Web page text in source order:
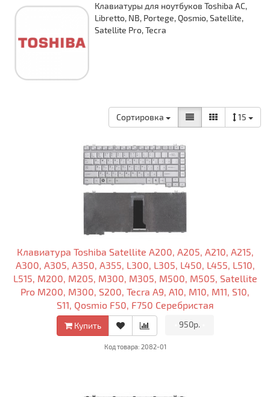
Клавиатуры для ноутбуков Toshiba AC,
Libretto, NB, Portege, Qosmio, Satellite,
Satellite Pro, Tecra
Сортировка 15
Клавиатура Toshiba Satellite A200, A205, A210, A215,
A300, A305, A350, A355, L300, L305, L450, L455, L510,
L515, M200, M205, M300, M305, M500, M505, Satellite
Pro M200, M300, S200, Tecra A9, A10, M10, M11, S10,
S11, Qosmio F50, F750 Серебристая
Купить 950р.
Код товара: 2082-01